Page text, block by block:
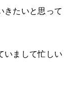
きたいと思って
いまして忙しい